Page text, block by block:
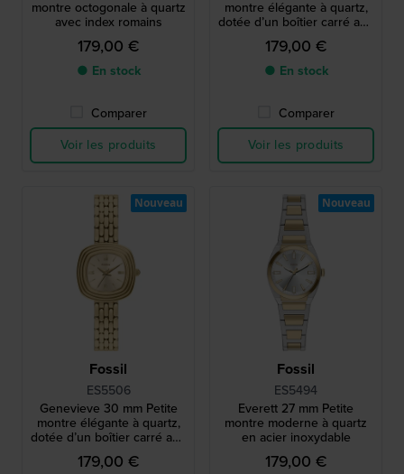
montre octogonale à quartz
avec index romains
179,00 €
● En stock
Comparer
Voir les produits
montre élégante à quartz,
dotée d’un boîtier carré aux
angles arrondis
179,00 €
● En stock
Comparer
Voir les produits
Fossil
ES5506
Genevieve 30 mm Petite
montre élégante à quartz,
dotée d’un boîtier carré aux
angles arrondis
179,00 €
Nouveau
Fossil
ES5494
Everett 27 mm Petite
montre moderne à quartz
en acier inoxydable
179,00 €
Nouveau